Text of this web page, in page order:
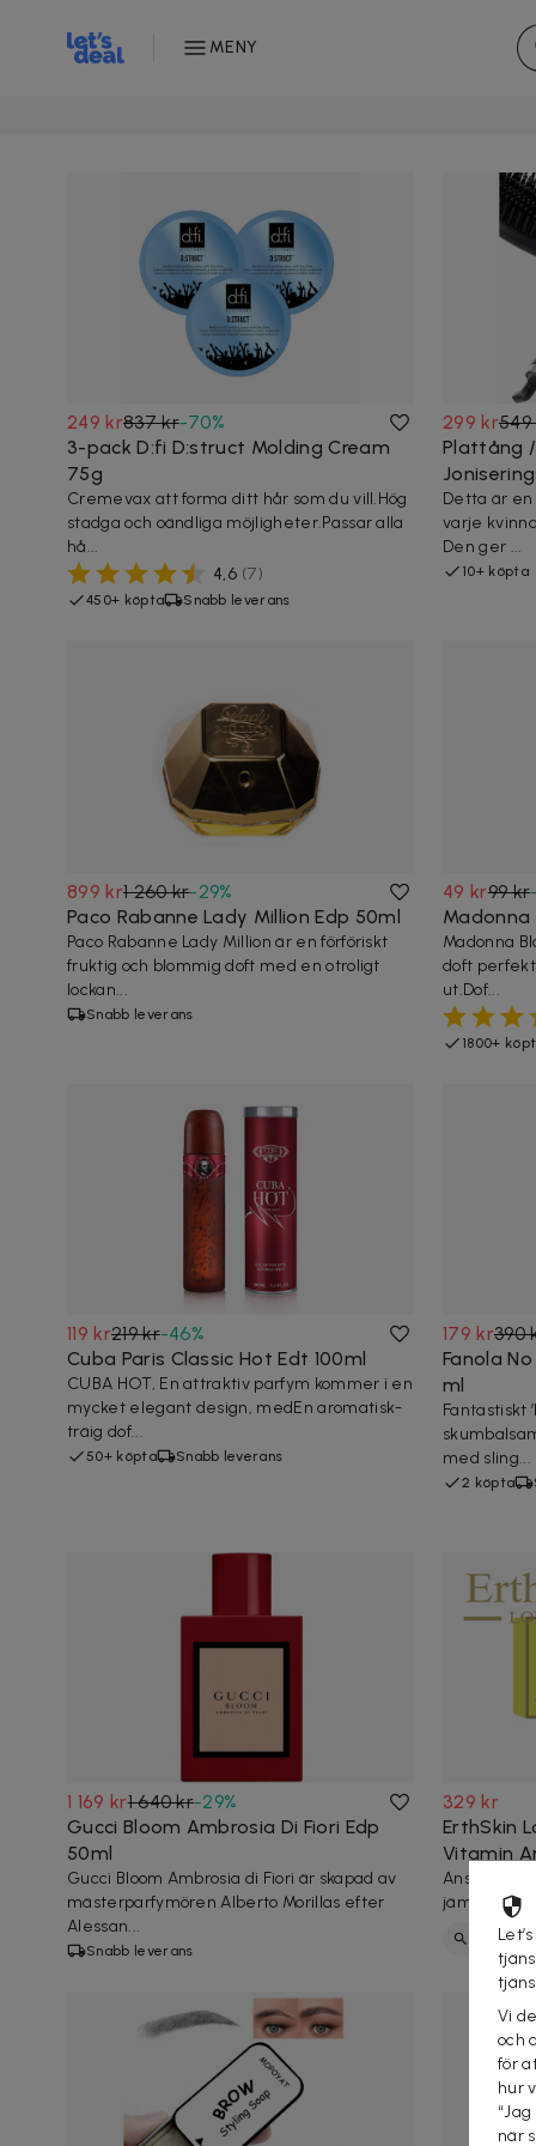
MENY
249 kr837 kr-70%
3-pack D:fi D:struct Molding Cream
75g
Cremevax att forma ditt hår som du vill.Hög
stadga och oändliga möjligheter.Passar alla
hå...
4,6 (7)
450+ köpta Snabb leverans
299 kr549
Plattång
Detta är
varje
Den ger ...
10+ köpta
899 kr1 260 kr-29%
Paco Rabanne Lady Million Edp 50ml
Paco Rabanne Lady Million är en förföriskt
fruktig och blommig doft med en otroligt
lockan...
Snabb leverans
49 kr99 kr
Madonna
Madonna
doft
ut.Dof...
1800+
119 kr219 kr-46%
Cuba Paris Classic Hot Edt 100ml
CUBA HOT, En attraktiv parfym kommer i en
mycket elegant design, medEn aromatisk-
träig dof...
50+ köpta Snabb leverans
179 kr390
Fanola
ml
Fantastiskt
med sling...
2 köpta
1 169 kr1 640 kr-29%
Gucci Bloom Ambrosia Di Fiori Edp
50ml
Gucci Bloom Ambrosia di Fiori är skapad av
mästerparfymören Alberto Morillas efter
Alessan...
Snabb leverans
329 kr
ErthSkin
Vitamin
jämnar ut
hälsa
Vi
och
för
hur
när